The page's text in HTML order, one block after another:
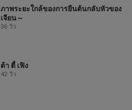
ภาพระยะใกล้ของการยืนต้นกลับหัวของ
เจียน～
36 วิว
ต้า ตี้ เฟิง
42 วิว